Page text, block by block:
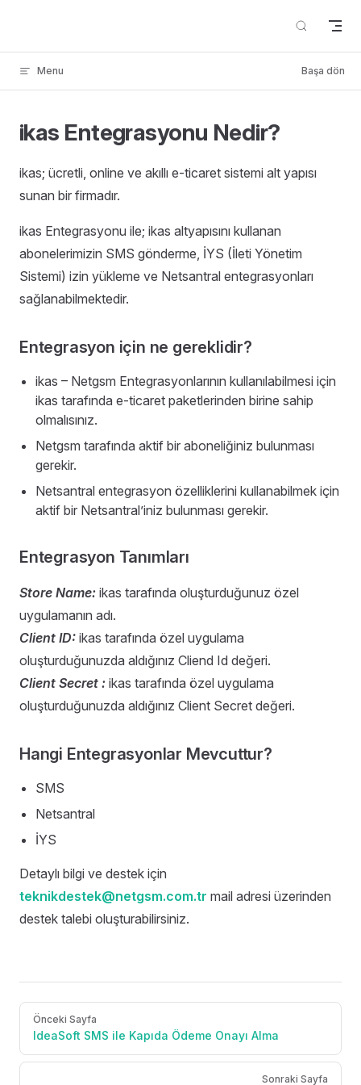
Menu Başa dön
ikas Entegrasyonu Nedir?
ikas; ücretli, online ve akıllı e-ticaret sistemi alt yapısı
sunan bir firmadır.
ikas Entegrasyonu ile; ikas altyapısını kullanan
abonelerimizin SMS gönderme, İYS (İleti Yönetim
Sistemi) izin yükleme ve Netsantral entegrasyonları
sağlanabilmektedir.
Entegrasyon için ne gereklidir?
ikas – Netgsm Entegrasyonlarının kullanılabilmesi için
ikas tarafında e-ticaret paketlerinden birine sahip
olmalısınız.
Netgsm tarafında aktif bir aboneliğiniz bulunması
gerekir.
Netsantral entegrasyon özelliklerini kullanabilmek için
aktif bir Netsantral’iniz bulunması gerekir.
Entegrasyon Tanımları
Store Name: ikas tarafında oluşturduğunuz özel
uygulamanın adı.
Client ID: ikas tarafında özel uygulama
oluşturduğunuzda aldığınız Cliend Id değeri.
Client Secret : ikas tarafında özel uygulama
oluşturduğunuzda aldığınız Client Secret değeri.
Hangi Entegrasyonlar Mevcuttur?
SMS
Netsantral
İYS
Detaylı bilgi ve destek için
teknikdestek@netgsm.com.tr mail adresi üzerinden
destek talebi oluşturabilirsiniz.
Pager
Önceki Sayfa
IdeaSoft SMS ile Kapıda Ödeme Onayı Alma
Sonraki Sayfa